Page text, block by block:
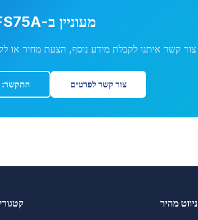
מעוניין ב-
צור קשר איתנו לקבלת מידע נוסף, הצעת מחיר או
צור קשר לפרטים התקשר: 08-8677663
ניווט מהיר